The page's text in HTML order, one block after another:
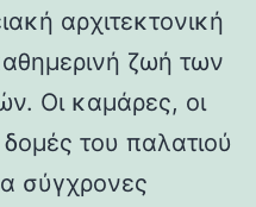
αρχιτεκτονική
ζωή των
Οι καμάρες, οι
δομές του παλατιού
σύγχρονες